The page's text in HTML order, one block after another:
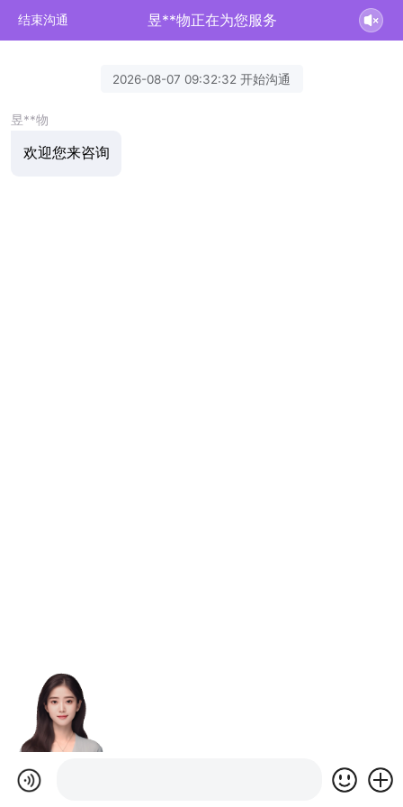
结束沟通 昱**物正在为您服务
2026-08-07 09:32:32 开始沟通
昱**物
欢迎您来咨询